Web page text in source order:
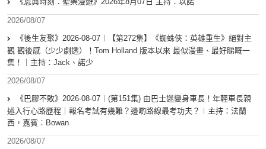
2026/08/07
《後生友聚》2026-08-07︱【第272集】《蜘蛛俠：英雄重生》絕對主
觀 觀後感（少少劇透）！Tom Holland 版本以來 最似漫畫、最好睇嘅一
集！｜主持：Jack、諾少
2026/08/07
《巴膠不敗》2026-08-07︱(第151集) 由巴士迷變身車長！年輕車長親
述入行心路歷程｜報名考試有幾難？邊啲路線最考功夫？︱主持：法蘭
西，嘉賓︰Bowan
2026/08/07